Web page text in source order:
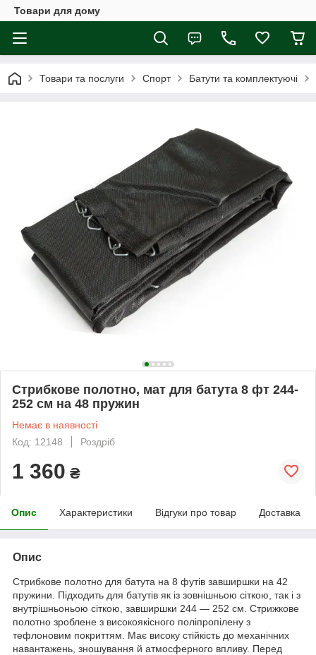
Товари для дому
Товари та послуги Спорт Батути та комплектуючі
Стрибкове полотно, мат для батута 8 фт 244-
252 см на 48 пружин
Немає в наявності
Код: 12148
Роздріб
1 360 ₴
Опис Характеристики Відгуки про товар Доставка
Опис
Стрибкове полотно для батута на 8 футів завширшки на 42
пружини. Підходить для батутів як із зовнішньою сіткою, так і з
внутрішньоньою сіткою, завширшки 244 — 252 см. Стрижкове
полотно зроблене з високоякісного поліпропілену з
тефлоновим покриттям. Має високу стійкість до механічних
навантажень, зношування й атмосферного впливу. Перед